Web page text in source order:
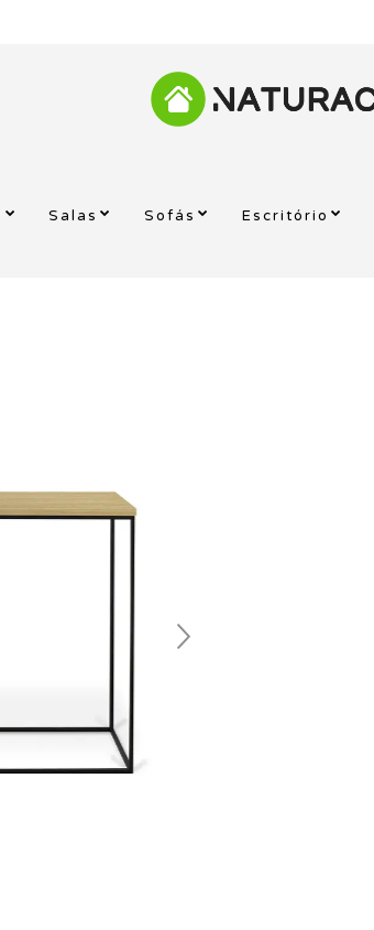
Salas Sofás Escritório